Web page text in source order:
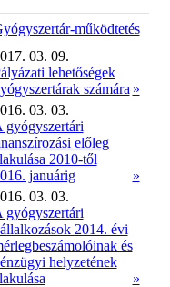
működtetés
03. 09.
lehetőségek
számára »
03. 03.
gyógyszertári
előleg
2010-től
januárig
»
03. 03.
gyógyszertári
2014. évi
és
helyzetének
»